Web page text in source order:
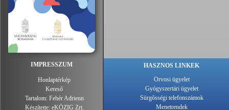
IMPRESSZUM
Honlaptérkép
Kereső
Tartalom: Fehér Adrienn
Készítette: eKÖZIG Zrt.
HASZNOS LINKEK
Orvosi ügyelet
Gyógyszertári ügyelet
Sürgősségi telefonszámok
Menetrendek